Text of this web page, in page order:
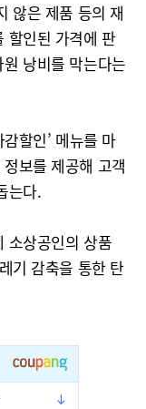
않은 제품 등의 재
할인된 가격에 판
낭비를 막는다는
할인’ 메뉴를 마
보를 제공해 고객
는다.
소상공인의 상품
기 감축을 통한 탄